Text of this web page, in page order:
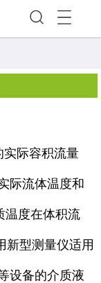
实际容积流量
际流体温度和
温度在体积流
型测量仪适用
设备的介质液